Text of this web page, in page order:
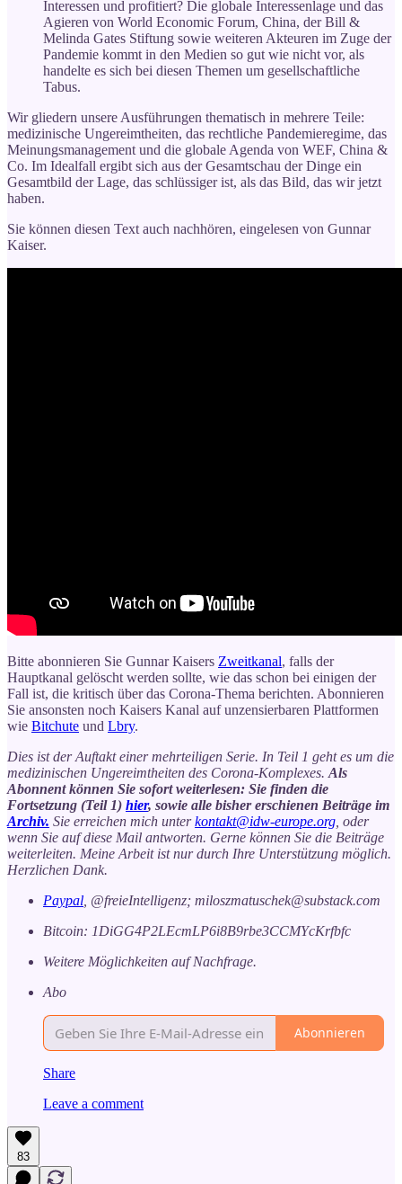
Interessen und profitiert? Die globale Interessenlage und das
Agieren von World Economic Forum, China, der Bill &
Melinda Gates Stiftung sowie weiteren Akteuren im Zuge der
Pandemie kommt in den Medien so gut wie nicht vor, als
handelte es sich bei diesen Themen um gesellschaftliche
Tabus.
Wir gliedern unsere Ausführungen thematisch in mehrere Teile:
medizinische Ungereimtheiten, das rechtliche Pandemieregime, das
Meinungsmanagement und die globale Agenda von WEF, China &
Co. Im Idealfall ergibt sich aus der Gesamtschau der Dinge ein
Gesamtbild der Lage, das schlüssiger ist, als das Bild, das wir jetzt
haben.
Sie können diesen Text auch nachhören, eingelesen von Gunnar
Kaiser.
Bitte abonnieren Sie Gunnar Kaisers Zweitkanal, falls der
Hauptkanal gelöscht werden sollte, wie das schon bei einigen der
Fall ist, die kritisch über das Corona-Thema berichten. Abonnieren
Sie ansonsten noch Kaisers Kanal auf unzensierbaren Plattformen
wie Bitchute und Lbry.
Dies ist der Auftakt einer mehrteiligen Serie. In Teil 1 geht es um die
medizinischen Ungereimtheiten des Corona-Komplexes. Als
Abonnent können Sie sofort weiterlesen: Sie finden die
Fortsetzung (Teil 1) hier, sowie alle bisher erschienen Beiträge im
Archiv. Sie erreichen mich unterkontakt@idw-europe.org , oder
wenn Sie auf diese Mail antworten. Gerne können Sie die Beiträge
weiterleiten. Meine Arbeit ist nur durch Ihre Unterstützung möglich.
Herzlichen Dank.
Paypal , @freieIntelligenz; miloszmatuschek@substack.com
Bitcoin: 1DiGG4P2LEcmLP6i8B9rbe3CCMYcKrfbfc
Weitere Möglichkeiten auf Nachfrage.
Abo
Abonnieren
Share
Leave a comment
83